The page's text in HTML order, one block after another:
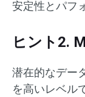
安定性とパフ
ヒント2.
潜在的なデー
を高いレベル